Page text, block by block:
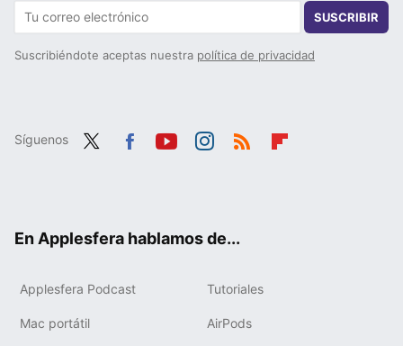
SUSCRIBIR
Suscribiéndote aceptas nuestra política de privacidad
Síguenos
En Applesfera hablamos de...
Applesfera Podcast Tutoriales
Mac portátil AirPods